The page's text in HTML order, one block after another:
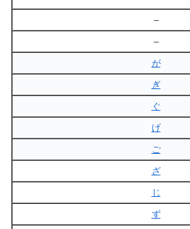
–
–
が
ぎ
ぐ
げ
ご
ざ
じ
ず